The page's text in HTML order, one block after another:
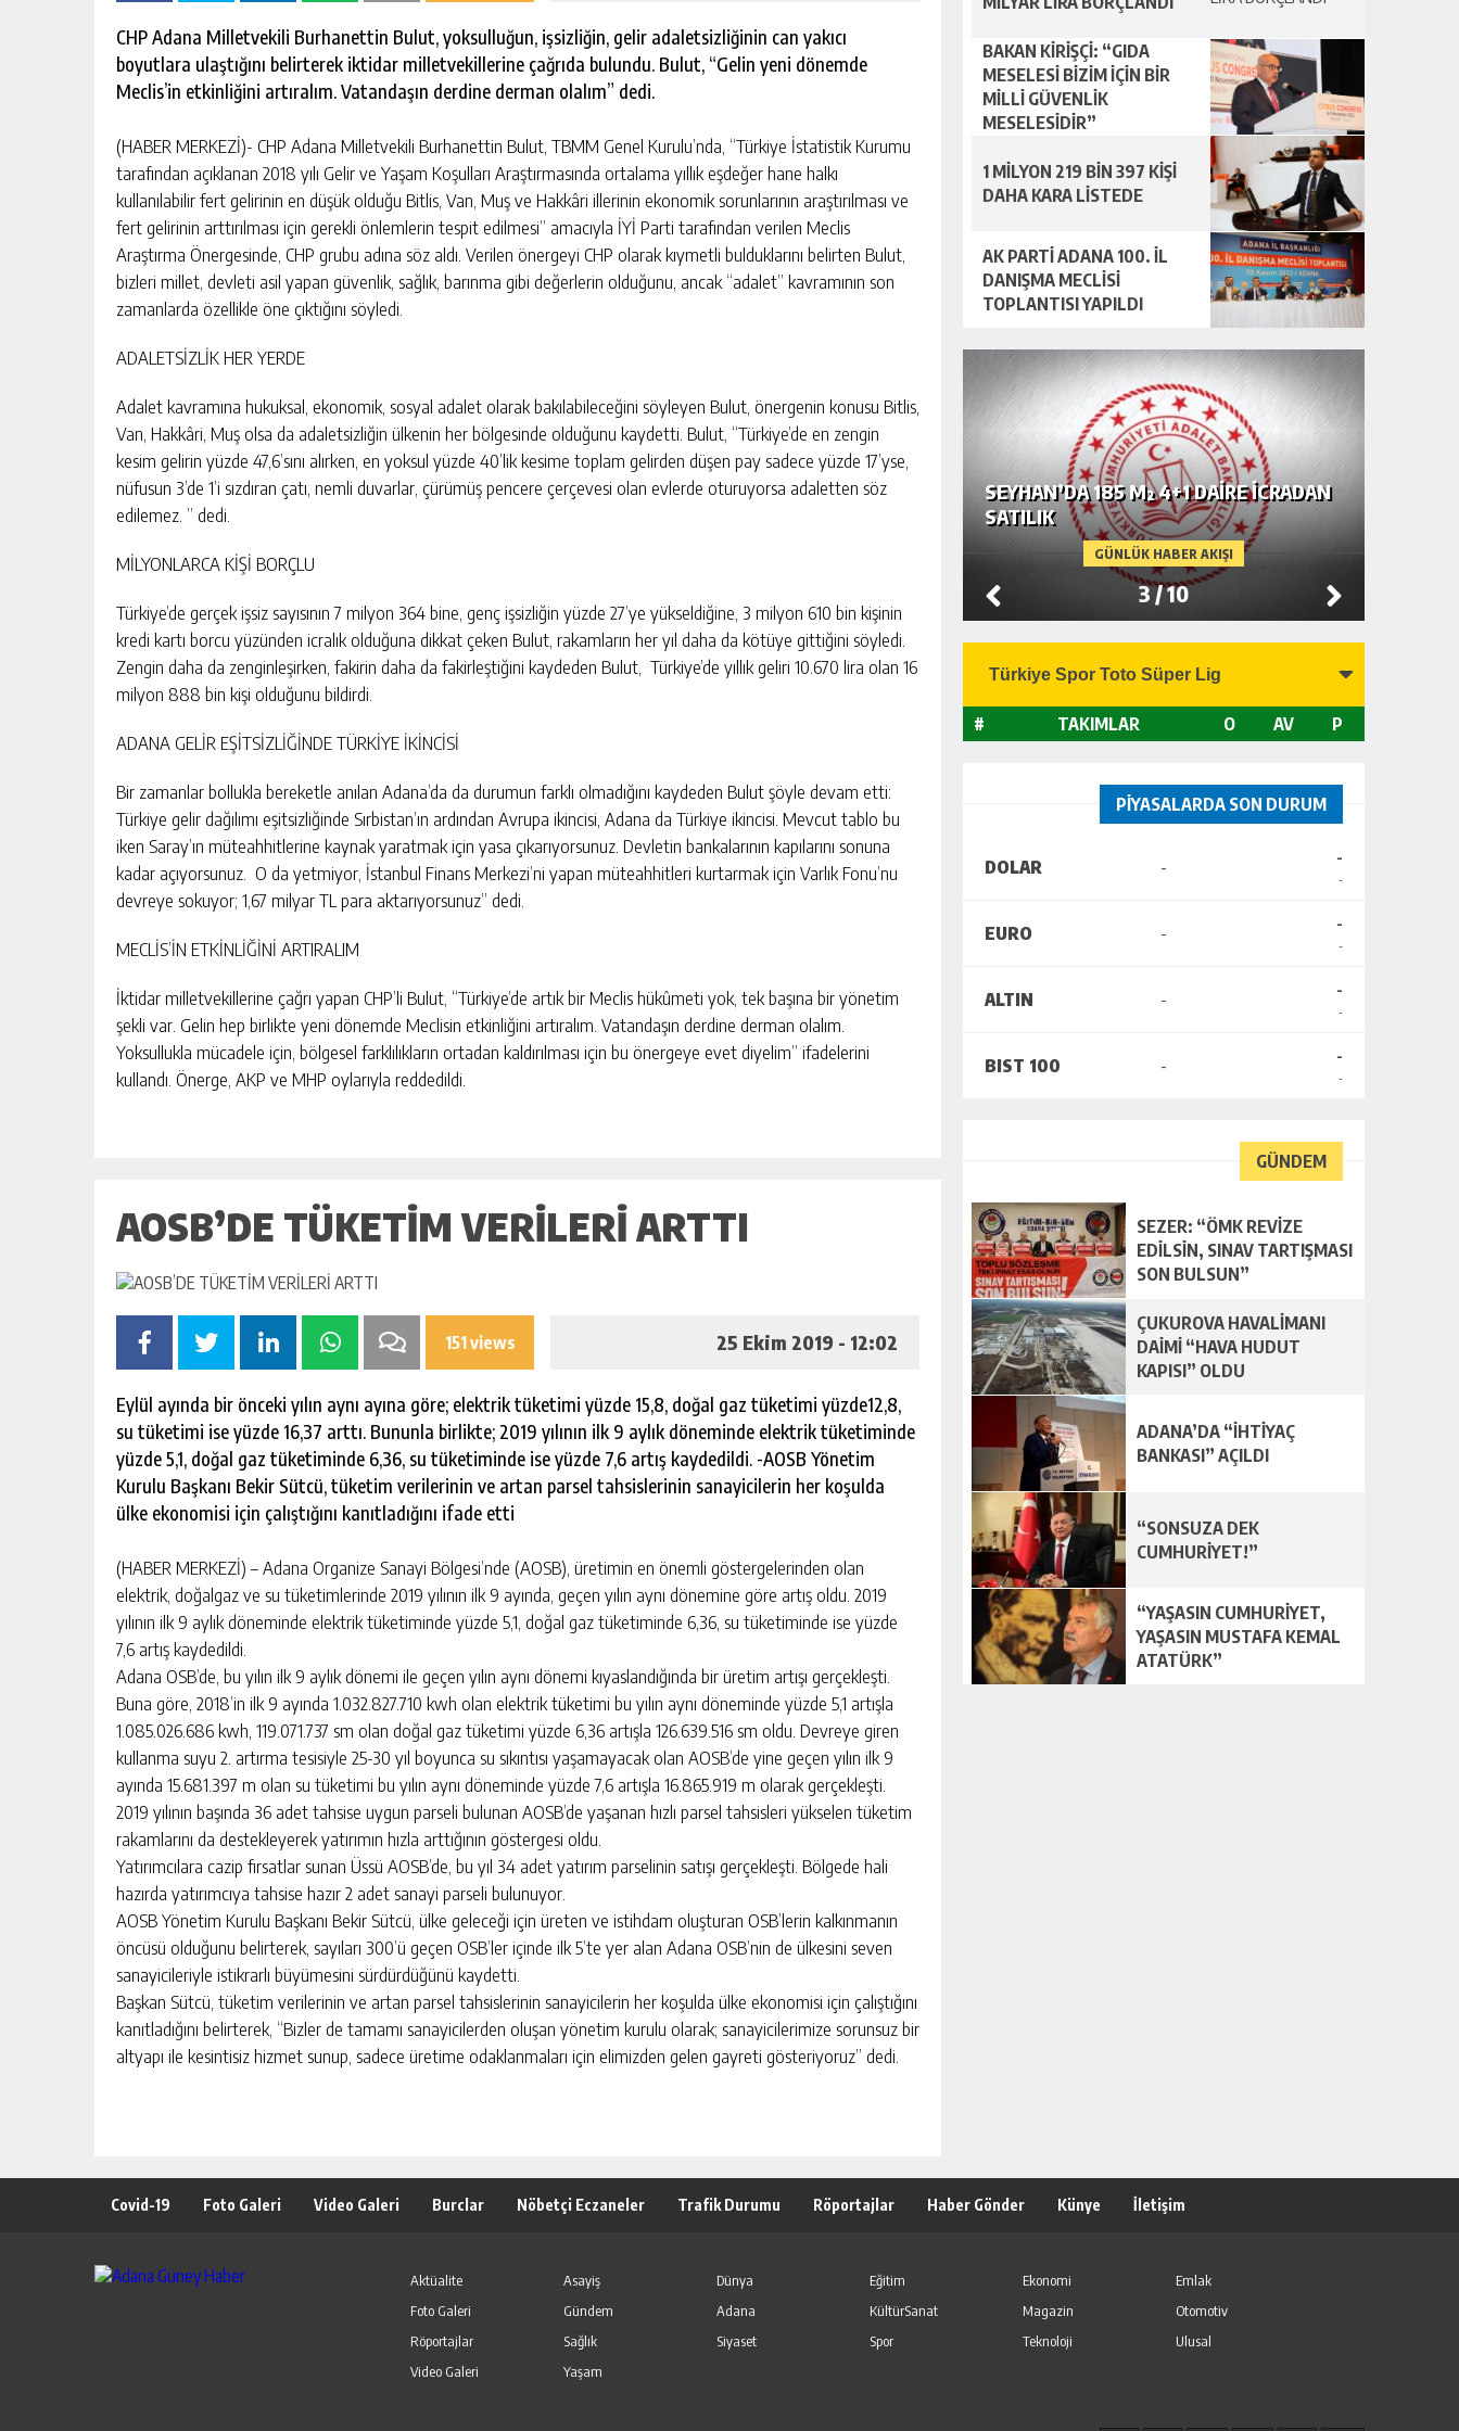
CHP Adana Milletvekili Burhanettin Bulut, yoksulluğun, işsizliğin, gelir adaletsizliğinin can yakıcı
boyutlara ulaştığını belirterek iktidar milletvekillerine çağrıda bulundu. Bulut, “Gelin yeni dönemde
Meclis’in etkinliğini artıralım. Vatandaşın derdine derman olalım” dedi.
(HABER MERKEZİ)- CHP Adana Milletvekili Burhanettin Bulut, TBMM Genel Kurulu’nda, “Türkiye İstatistik Kurumu
tarafından açıklanan 2018 yılı Gelir ve Yaşam Koşulları Araştırmasında ortalama yıllık eşdeğer hane halkı
kullanılabilir fert gelirinin en düşük olduğu Bitlis, Van, Muş ve Hakkâri illerinin ekonomik sorunlarının araştırılması ve
fert gelirinin arttırılması için gerekli önlemlerin tespit edilmesi” amacıyla İYİ Parti tarafından verilen Meclis
Araştırma Önergesinde, CHP grubu adına söz aldı. Verilen önergeyi CHP olarak kıymetli bulduklarını belirten Bulut,
bizleri millet, devleti asil yapan güvenlik, sağlık, barınma gibi değerlerin olduğunu, ancak “adalet” kavramının son
zamanlarda özellikle öne çıktığını söyledi.
ADALETSİZLİK HER YERDE
Adalet kavramına hukuksal, ekonomik, sosyal adalet olarak bakılabileceğini söyleyen Bulut, önergenin konusu Bitlis,
Van, Hakkâri, Muş olsa da adaletsizliğin ülkenin her bölgesinde olduğunu kaydetti. Bulut, “Türkiye’de en zengin
kesim gelirin yüzde 47,6’sını alırken, en yoksul yüzde 40’lik kesime toplam gelirden düşen pay sadece yüzde 17’yse,
nüfusun 3’de 1’i sızdıran çatı, nemli duvarlar, çürümüş pencere çerçevesi olan evlerde oturuyorsa adaletten söz
edilemez. ” dedi.
MİLYONLARCA KİŞİ BORÇLU
Türkiye’de gerçek işsiz sayısının 7 milyon 364 bine, genç işsizliğin yüzde 27’ye yükseldiğine, 3 milyon 610 bin kişinin
kredi kartı borcu yüzünden icralık olduğuna dikkat çeken Bulut, rakamların her yıl daha da kötüye gittiğini söyledi.
Zengin daha da zenginleşirken, fakirin daha da fakirleştiğini kaydeden Bulut, Türkiye’de yıllık geliri 10.670 lira olan 16
milyon 888 bin kişi olduğunu bildirdi.
ADANA GELİR EŞİTSİZLİĞİNDE TÜRKİYE İKİNCİSİ
Bir zamanlar bollukla bereketle anılan Adana’da da durumun farklı olmadığını kaydeden Bulut şöyle devam etti:
Türkiye gelir dağılımı eşitsizliğinde Sırbistan’ın ardından Avrupa ikincisi, Adana da Türkiye ikincisi. Mevcut tablo bu
iken Saray’ın müteahhitlerine kaynak yaratmak için yasa çıkarıyorsunuz. Devletin bankalarının kapılarını sonuna
kadar açıyorsunuz. O da yetmiyor, İstanbul Finans Merkezi’ni yapan müteahhitleri kurtarmak için Varlık Fonu’nu
devreye sokuyor; 1,67 milyar TL para aktarıyorsunuz” dedi.
MECLİS’İN ETKİNLİĞİNİ ARTIRALIM
İktidar milletvekillerine çağrı yapan CHP’li Bulut, “Türkiye’de artık bir Meclis hükûmeti yok, tek başına bir yönetim
şekli var. Gelin hep birlikte yeni dönemde Meclisin etkinliğini artıralım. Vatandaşın derdine derman olalım.
Yoksullukla mücadele için, bölgesel farklılıkların ortadan kaldırılması için bu önergeye evet diyelim” ifadelerini
kullandı. Önerge, AKP ve MHP oylarıyla reddedildi.
AOSB’DE TÜKETİM VERİLERİ ARTTI
151 views 25 Ekim 2019 - 12:02
Eylül ayında bir önceki yılın aynı ayına göre; elektrik tüketimi yüzde 15,8, doğal gaz tüketimi yüzde12,8,
su tüketimi ise yüzde 16,37 arttı. Bununla birlikte; 2019 yılının ilk 9 aylık döneminde elektrik tüketiminde
yüzde 5,1, doğal gaz tüketiminde 6,36, su tüketiminde ise yüzde 7,6 artış kaydedildi. -AOSB Yönetim
Kurulu Başkanı Bekir Sütcü, tüketim verilerinin ve artan parsel tahsislerinin sanayicilerin her koşulda
ülke ekonomisi için çalıştığını kanıtladığını ifade etti
(HABER MERKEZİ) – Adana Organize Sanayi Bölgesi’nde (AOSB), üretimin en önemli göstergelerinden olan
elektrik, doğalgaz ve su tüketimlerinde 2019 yılının ilk 9 ayında, geçen yılın aynı dönemine göre artış oldu. 2019
yılının ilk 9 aylık döneminde elektrik tüketiminde yüzde 5,1, doğal gaz tüketiminde 6,36, su tüketiminde ise yüzde
7,6 artış kaydedildi.
Adana OSB’de, bu yılın ilk 9 aylık dönemi ile geçen yılın aynı dönemi kıyaslandığında bir üretim artışı gerçekleşti.
Buna göre, 2018’in ilk 9 ayında 1.032.827.710 kwh olan elektrik tüketimi bu yılın aynı döneminde yüzde 5,1 artışla
1.085.026.686 kwh, 119.071.737 sm olan doğal gaz tüketimi yüzde 6,36 artışla 126.639.516 sm oldu. Devreye giren
kullanma suyu 2. artırma tesisiyle 25-30 yıl boyunca su sıkıntısı yaşamayacak olan AOSB’de yine geçen yılın ilk 9
ayında 15.681.397 m olan su tüketimi bu yılın aynı döneminde yüzde 7,6 artışla 16.865.919 m olarak gerçekleşti.
2019 yılının başında 36 adet tahsise uygun parseli bulunan AOSB’de yaşanan hızlı parsel tahsisleri yükselen tüketim
rakamlarını da destekleyerek yatırımın hızla arttığının göstergesi oldu.
Yatırımcılara cazip fırsatlar sunan Üssü AOSB’de, bu yıl 34 adet yatırım parselinin satışı gerçekleşti. Bölgede hali
hazırda yatırımcıya tahsise hazır 2 adet sanayi parseli bulunuyor.
AOSB Yönetim Kurulu Başkanı Bekir Sütcü, ülke geleceği için üreten ve istihdam oluşturan OSB’lerin kalkınmanın
öncüsü olduğunu belirterek, sayıları 300’ü geçen OSB’ler içinde ilk 5’te yer alan Adana OSB’nin de ülkesini seven
sanayicileriyle istikrarlı büyümesini sürdürdüğünü kaydetti.
Başkan Sütcü, tüketim verilerinin ve artan parsel tahsislerinin sanayicilerin her koşulda ülke ekonomisi için çalıştığını
kanıtladığını belirterek, “Bizler de tamamı sanayicilerden oluşan yönetim kurulu olarak; sanayicilerimize sorunsuz bir
altyapı ile kesintisiz hizmet sunup, sadece üretime odaklanmaları için elimizden gelen gayreti gösteriyoruz” dedi.
BAKAN KİRİŞÇİ: “GIDA
MESELESİ BİZİM İÇİN BİR
MİLLİ GÜVENLİK
MESELESİDİR”
1 MİLYON 219 BİN 397 KİŞİ
DAHA KARA LİSTEDE
AK PARTİ ADANA 100. İL
DANIŞMA MECLİSİ
TOPLANTISI YAPILDI
GÜNLÜK HABER AKIŞI
SARIÇAM’DA 87 M² 2+1 DAİRE İCRADAN
SATILIK
SARIÇAM’DA 80 M² 2+1 DAİRE İCRADAN
GÜNLÜK HABER AKIŞI
SEYHAN’DA 185 M² 4+1 DAİRE İCRADAN
SATILIK
3/10
# TAKIMLAR O AV P
PİYASALARDA SON DURUM
DOLAR - -
-
EURO - -
-
ALTIN - -
-
BIST 100 - -
-
GÜNDEM
SEZER: “ÖMK REVİZE
EDİLSİN, SINAV TARTIŞMASI
SON BULSUN”
ÇUKUROVA HAVALİMANI
DAİMİ “HAVA HUDUT
KAPISI” OLDU
ADANA’DA “İHTİYAÇ
BANKASI” AÇILDI
“SONSUZA DEK
CUMHURİYET!”
“YAŞASIN CUMHURİYET,
YAŞASIN MUSTAFA KEMAL
ATATÜRK”
Covid-19 Foto Galeri Video Galeri Burclar Nöbetçi Eczaneler Trafik Durumu Röportajlar Haber Gönder Künye İletişim
Aktüalite Asayiş Dünya Eğitim Ekonomi
Emlak
Foto Galeri
Gündem Adana KültürSanat Magazin
Otomotiv
Röportajlar
Sağlık Siyaset Spor Teknoloji
Ulusal
Video Galeri
Yaşam